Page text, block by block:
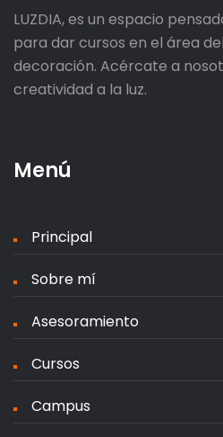
LUZDIA, es un espacio
para dar cursos en el área
decoración. Acércate a
creatividad a la luz.
Menú
Principal
Sobre mí
Asesoramiento
Cursos
Campus